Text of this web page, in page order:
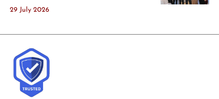
29 July 2026